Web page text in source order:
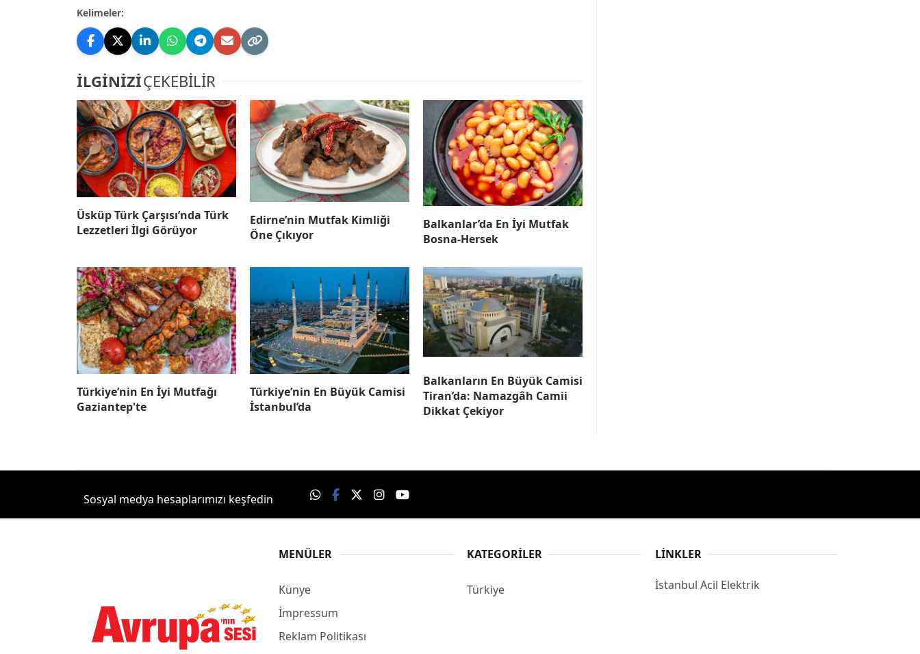
Kelimeler:
İLGİNİZİÇEKEBİLİR
Üsküp Türk Çarşısı’nda Türk
Lezzetleri İlgi Görüyor
Edirne’nin Mutfak Kimliği
Öne Çıkıyor
Balkanlar’da En İyi Mutfak
Bosna-Hersek
Türkiye’nin En İyi Mutfağı
Gaziantep'te
Türkiye’nin En Büyük Camisi
İstanbul’da
Balkanların En Büyük Camisi
Tiran’da: Namazgâh Camii
Dikkat Çekiyor
Sosyal medya hesaplarımızı keşfedin
MENÜLER
Künye
İmpressum
Reklam Politikası
KATEGORILER
Türkiye
LINKLER
İstanbul Acil Elektrik